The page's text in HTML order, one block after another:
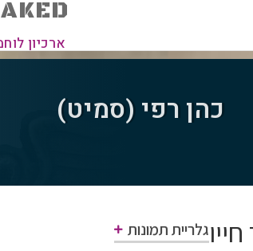
ארכיון
כהן רפי (סמיט)
גלריית תמונות